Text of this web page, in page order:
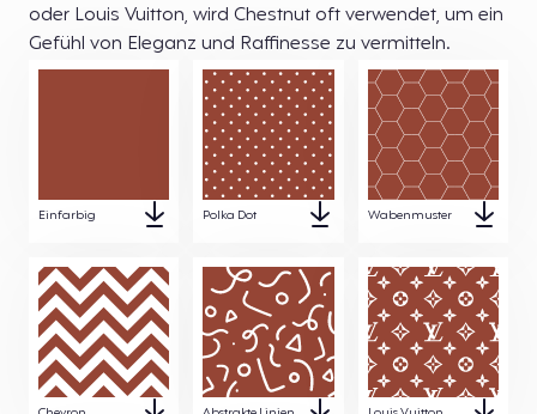
oder Louis Vuitton, wird Chestnut oft verwendet, um ein
Gefühl von Eleganz und Raffinesse zu vermitteln.
Einfarbig Polka Dot Wabenmuster